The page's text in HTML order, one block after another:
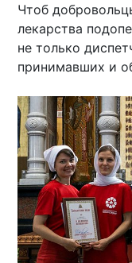
Чтоб
лекарства
не только
принимавших и